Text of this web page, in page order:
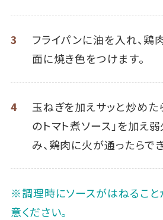
3
フライパンに油を入れ、鶏
面に焼き色をつけます。
4
玉ねぎを加えサッと炒めた
のトマト煮ソース」を加え
み、鶏肉に火が通ったらで
※調理時にソースがはねること
意ください。